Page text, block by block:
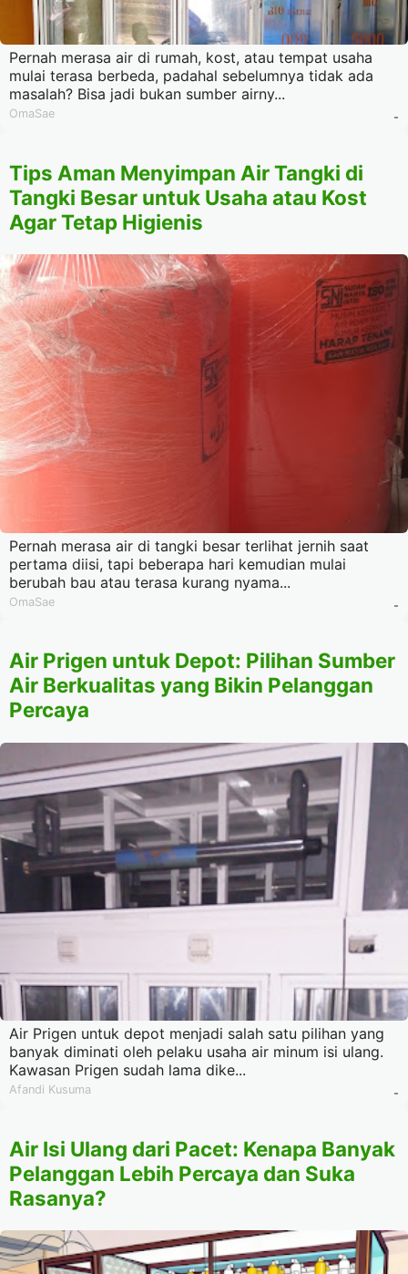
Pernah merasa air di rumah, kost, atau tempat usaha
mulai terasa berbeda, padahal sebelumnya tidak ada
masalah? Bisa jadi bukan sumber airny...
OmaSae -
Tips Aman Menyimpan Air Tangki di
Tangki Besar untuk Usaha atau Kost
Agar Tetap Higienis
Pernah merasa air di tangki besar terlihat jernih saat
pertama diisi, tapi beberapa hari kemudian mulai
berubah bau atau terasa kurang nyama...
OmaSae -
Air Prigen untuk Depot: Pilihan Sumber
Air Berkualitas yang Bikin Pelanggan
Percaya
Air Prigen untuk depot menjadi salah satu pilihan yang
banyak diminati oleh pelaku usaha air minum isi ulang.
Kawasan Prigen sudah lama dike...
Afandi Kusuma -
Air Isi Ulang dari Pacet: Kenapa Banyak
Pelanggan Lebih Percaya dan Suka
Rasanya?